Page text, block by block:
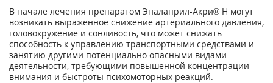
В начале лечения препаратом Эналаприл-Акри® Н могут
возникать выраженное снижение артериального давления,
головокружение и сонливость, что может снижать
способность к управлению транспортными средствами и
занятию другими потенциально опасными видами
деятельности, требующими повышенной концентрации
внимания и быстроты психомоторных реакций.